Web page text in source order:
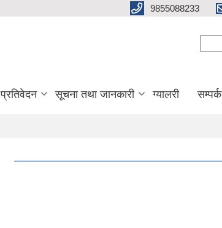
9855088233
प्रतिवेदन सूचना तथा जानकारी ग्यालरी सम्पर्क